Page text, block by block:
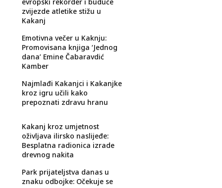
zvijezde atletike stižu u
Kakanj
Emotivna večer u Kaknju:
Promovisana knjiga ‘Jednog
dana’ Emine Čabaravdić
Kamber
Najmlađi Kakanjci i Kakanjke
kroz igru učili kako
prepoznati zdravu hranu
Kakanj kroz umjetnost
oživljava ilirsko naslijeđe:
Besplatna radionica izrade
drevnog nakita
Park prijateljstva danas u
znaku odbojke: Očekuje se